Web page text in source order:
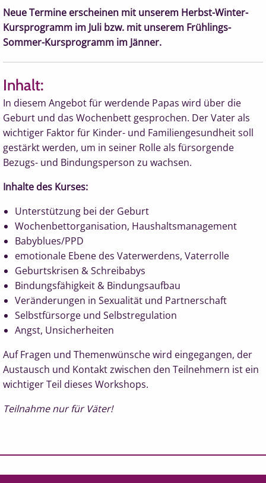
Neue Termine erscheinen mit unserem Herbst-Winter-
Kursprogramm im Juli bzw. mit unserem Frühlings-
Sommer-Kursprogramm im Jänner.
Inhalt:
In diesem Angebot für werdende Papas wird über die
Geburt und das Wochenbett gesprochen. Der Vater als
wichtiger Faktor für Kinder- und Familiengesundheit soll
gestärkt werden, um in seiner Rolle als fürsorgende
Bezugs- und Bindungsperson zu wachsen.
Inhalte des Kurses:
Unterstützung bei der Geburt
Wochenbettorganisation, Haushaltsmanagement
Babyblues/PPD
emotionale Ebene des Vaterwerdens, Vaterrolle
Geburtskrisen & Schreibabys
Bindungsfähigkeit & Bindungsaufbau
Veränderungen in Sexualität und Partnerschaft
Selbstfürsorge und Selbstregulation
Angst, Unsicherheiten
Auf Fragen und Themenwünsche wird eingegangen, der
Austausch und Kontakt zwischen den Teilnehmern ist ein
wichtiger Teil dieses Workshops.
Teilnahme nur für Väter!